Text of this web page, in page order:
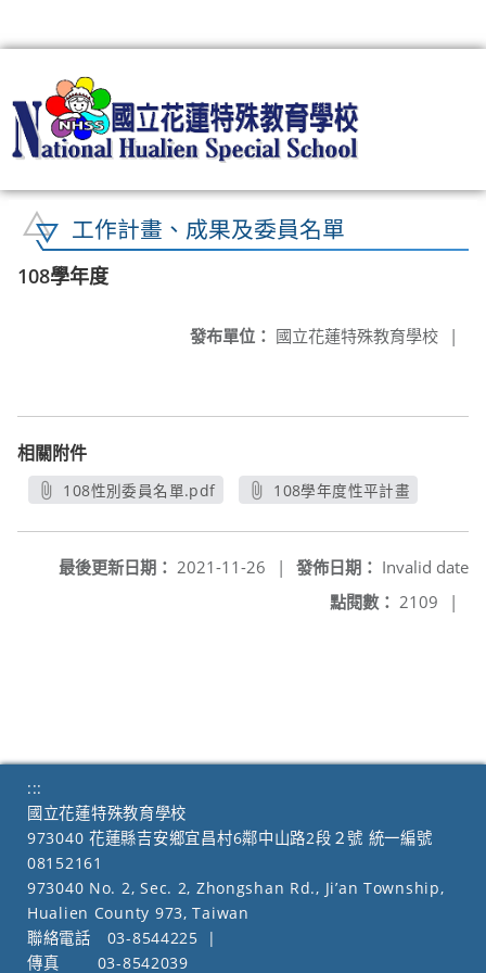
工作計畫、成果及委員名單
108學年度
發布單位： 國立花蓮特殊教育學校 |
相關附件
108性別委員名單.pdf
108學年度性平計畫
發佈日期： Invalid date
最後更新日期： 2021-11-26
|
點閱數： 2109 |
:::
國立花蓮特殊教育學校
973040 花蓮縣吉安鄉宜昌村6鄰中山路2段２號 統一編號
08152161
973040 No. 2, Sec. 2, Zhongshan Rd., Ji’an Township,
Hualien County 973, Taiwan
聯絡電話
03-8544225
|
傳真
03-8542039